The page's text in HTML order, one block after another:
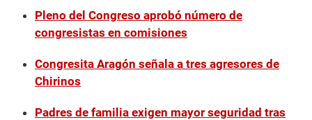
Pleno del Congreso aprobó número de
congresistas en comisiones
Congresita Aragón señala a tres agresores de
Chirinos
Padres de familia exigen mayor seguridad tras